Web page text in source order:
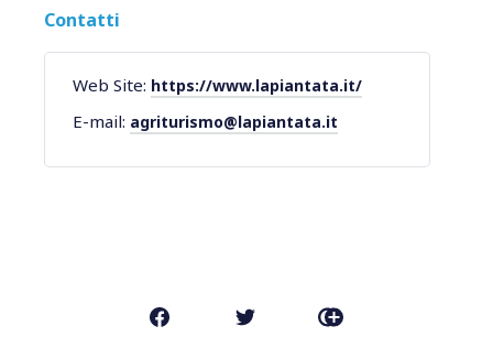
Contatti
Web Site: https://www.lapiantata.it/
E-mail: agriturismo@lapiantata.it
AMICI